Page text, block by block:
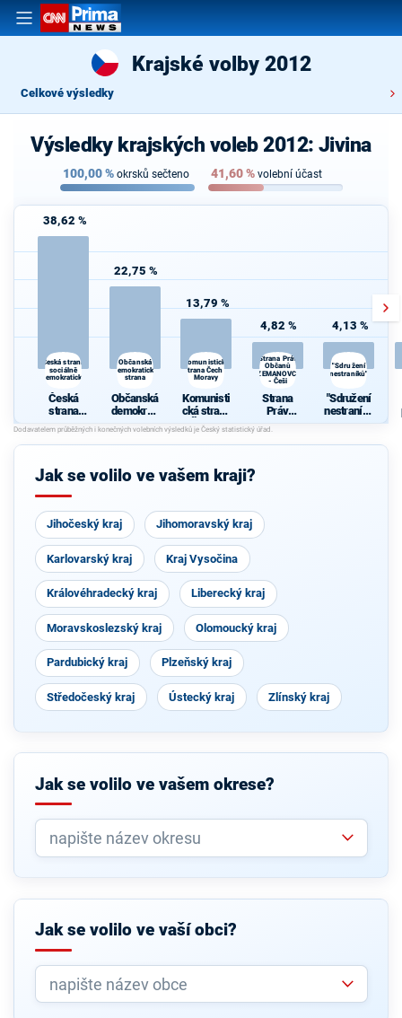
Krajské volby 2012
Celkové výsledky
Výsledky krajských voleb 2012: Jivina
100,00% okrsků sečteno 41,60% volební účast
38,62 %
Česká strana
sociálně
demokratická
Česká
strana
sociálně
demokrati
cká
22,75 %
Občanská
demokratická
strana
Občanská
demokrati
cká strana
13,79 %
Komunistická
strana Čech a
Moravy
Komunisti
cká strana
Čech a
Moravy
4,82 %
Strana Práv
Občanů
ZEMANOVCI
- Češi
Strana
Práv
Občanů
ZEMANO
VCI - Češi
4,13 %
"Sdružení
nestraníků"
"Sdružení
nestraníků
"
Jak se volilo ve vašem kraji?
Jihočeský kraj Jihomoravský kraj
Karlovarský kraj Kraj Vysočina
Královéhradecký kraj Liberecký kraj
Moravskoslezský kraj Olomoucký kraj
Pardubický kraj Plzeňský kraj
Středočeský kraj Ústecký kraj Zlínský kraj
Jak se volilo ve vašem okrese?
Jak se volilo ve vaší obci?